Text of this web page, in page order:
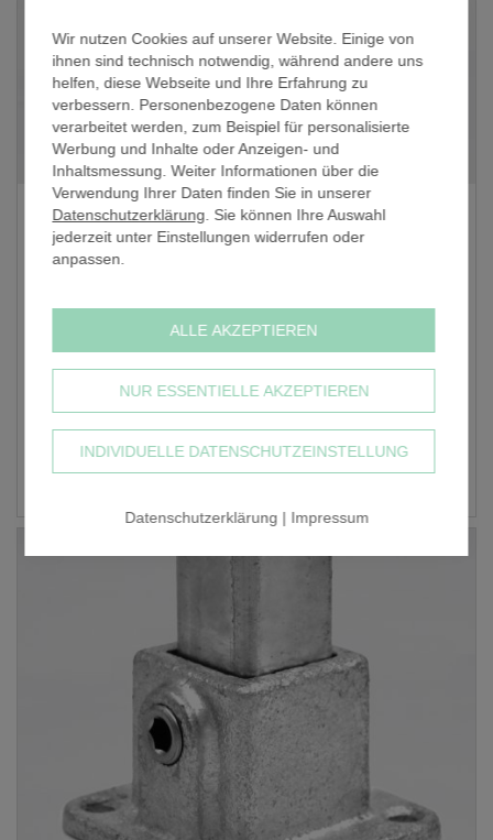
Wir nutzen Cookies auf unserer Website. Einige von
ihnen sind technisch notwendig, während andere uns
helfen, diese Webseite und Ihre Erfahrung zu
verbessern. Personenbezogene Daten können
verarbeitet werden, zum Beispiel für personalisierte
Werbung und Inhalte oder Anzeigen- und
Inhaltsmessung. Weiter Informationen über die
Verwendung Ihrer Daten finden Sie in unserer
Datenschutzerklärung . Sie können Ihre Auswahl
jederzeit unter Einstellungen widerrufen oder
anpassen.
ALLE AKZEPTIEREN
INDIVIDUELLE DATENSCHUTZEINSTELLUNG
NUR ESSENTIELLE AKZEPTIEREN
Datenschutzerklärung | Impressum
Quadratisch T-Stück lang (QS) / 25x25 mm
25 x 25 mm / Material: Gusseisen
10,29 €
1 Stk. 10,29 €
- +